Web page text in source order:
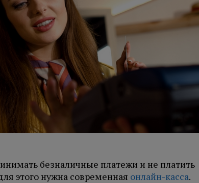
безналичные платежи и не платить
этого нужна современная онлайн-касса.